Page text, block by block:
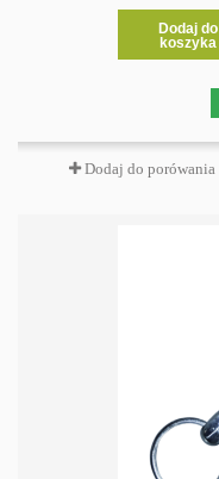
Dodaj do
koszyka
Dodaj do porówania